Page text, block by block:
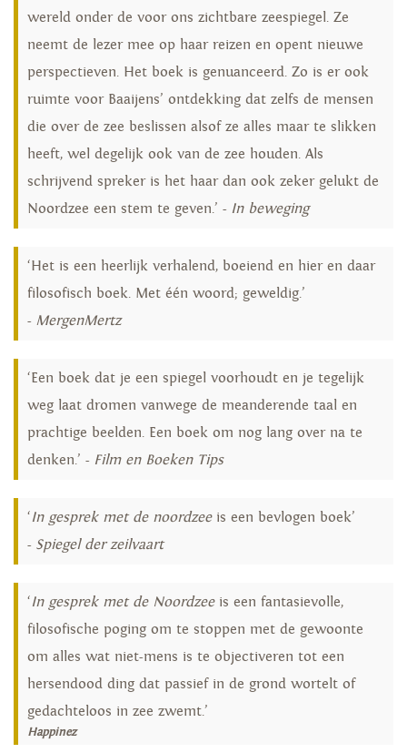
wereld onder de voor ons zichtbare zeespiegel. Ze
neemt de lezer mee op haar reizen en opent nieuwe
perspectieven. Het boek is genuanceerd. Zo is er ook
ruimte voor Baaijens’ ontdekking dat zelfs de mensen
die over de zee beslissen alsof ze alles maar te slikken
heeft, wel degelijk ook van de zee houden. Als
schrijvend spreker is het haar dan ook zeker gelukt de
Noordzee een stem te geven.’ - In beweging
‘Het is een heerlijk verhalend, boeiend en hier en daar
filosofisch boek. Met één woord; geweldig.’
- MergenMertz
‘Een boek dat je een spiegel voorhoudt en je tegelijk
weg laat dromen vanwege de meanderende taal en
prachtige beelden. Een boek om nog lang over na te
denken.’ - Film en Boeken Tips
‘In gesprek met de noordzee is een bevlogen boek’
- Spiegel der zeilvaart
‘In gesprek met de Noordzeeis een fantasievolle,
filosofische poging om te stoppen met de gewoonte
om alles wat niet-mens is te objectiveren tot een
hersendood ding dat passief in de grond wortelt of
gedachteloos in zee zwemt.’
Happinez